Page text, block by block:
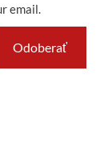
email.
Odoberať